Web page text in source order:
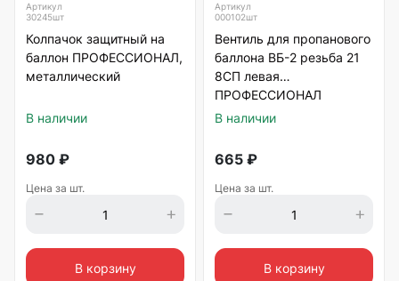
Артикул
30245шт
Колпачок защитный на
баллон ПРОФЕССИОНАЛ,
металлический
В наличии
980 ₽
Цена за шт.
В корзину
Артикул
000102шт
Вентиль для пропанового
баллона ВБ-2 резьба 21
8СП левая
ПРОФЕССИОНАЛ
В наличии
665 ₽
Цена за шт.
В корзину